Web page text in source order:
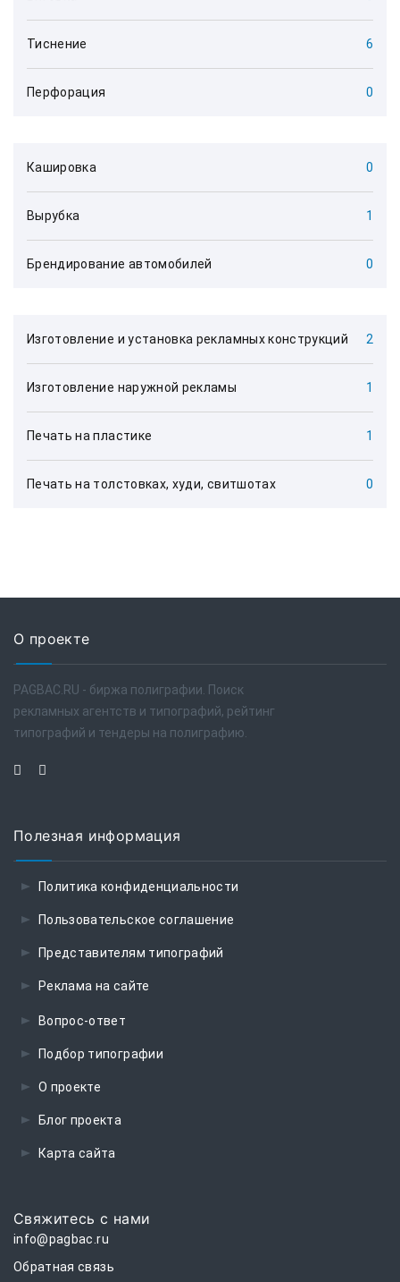
Тиснение 6
Перфорация 0
Кашировка 0
Вырубка 1
Брендирование автомобилей 0
Изготовление и установка рекламных конструкций 2
Изготовление наружной рекламы 1
Печать на пластике 1
Печать на толстовках, худи, свитшотах 0
О проекте
PAGBAC.RU - биржа полиграфии. Поиск
рекламных агентств и типографий, рейтинг
типографий и тендеры на полиграфию.
Полезная информация
Политика конфиденциальности
Пользовательское соглашение
Представителям типографий
Реклама на сайте
Вопрос-ответ
Подбор типографии
О проекте
Блог проекта
Карта сайта
Свяжитесь с нами
info@pagbac.ru
Обратная связь